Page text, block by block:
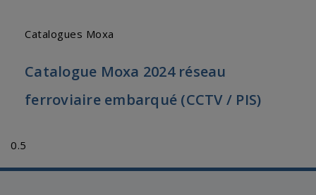
Catalogues Moxa
Catalogue Moxa 2024 réseau
ferroviaire embarqué (CCTV / PIS)